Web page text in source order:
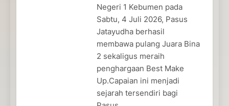
Negeri 1 Kebumen pada
Sabtu, 4 Juli 2026, Pasus
Jatayudha berhasil
membawa pulang Juara Bina
2 sekaligus meraih
penghargaan Best Make
Up.Capaian ini menjadi
sejarah tersendiri bagi